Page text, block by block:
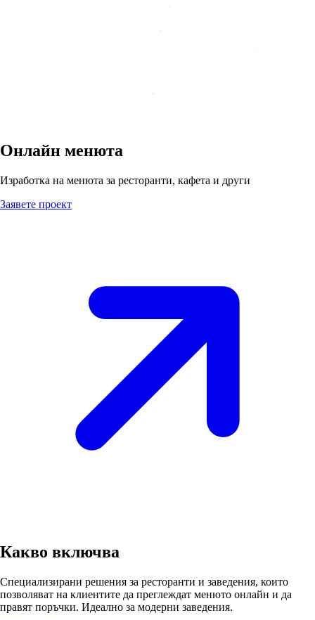
Онлайн менюта
Изработка на менюта за ресторанти, кафета и други
Заявете проект
Какво включва
Специализирани решения за ресторанти и заведения, които
позволяват на клиентите да преглеждат менюто онлайн и да
правят поръчки. Идеално за модерни заведения.